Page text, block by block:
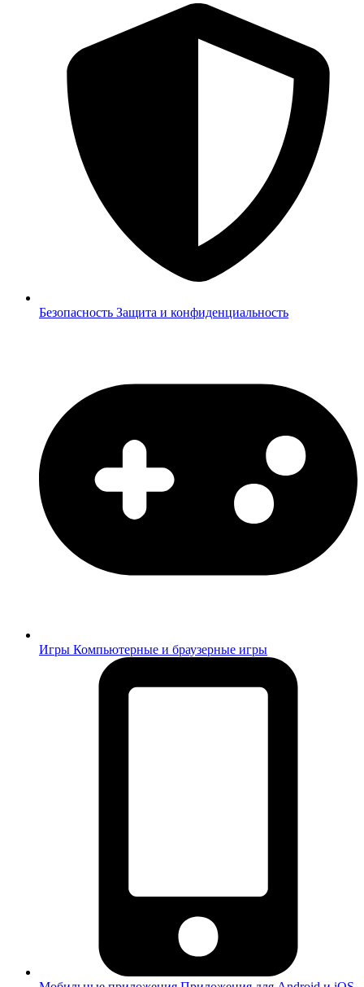
Безопасность Защита и конфиденциальность
Игры Компьютерные и браузерные игры